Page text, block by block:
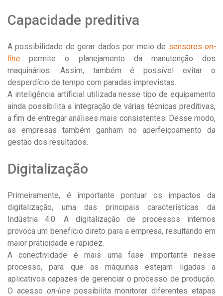
Capacidade preditiva
A possibilidade de gerar dados por meio de sensoreson-
line permite o planejamento da manutenção dos
maquinários. Assim, também é possível evitar o
desperdício de tempo com paradas imprevistas.
A inteligência artificial utilizada nesse tipo de equipamento
ainda possibilita a integração de várias técnicas preditivas,
a fim de entregar análises mais consistentes. Desse modo,
as empresas também ganham no aperfeiçoamento da
gestão dos resultados.
Digitalização
Primeiramente, é importante pontuar os impactos da
digitalização, uma das principais características da
Indústria 4.0. A digitalização de processos internos
provoca um benefício direto para a empresa, resultando em
maior praticidade e rapidez.
A conectividade é mais uma fase importante nesse
processo, para que as máquinas estejam ligadas a
aplicativos capazes de gerenciar o processo de produção.
O acesso on-linepossibilita monitorar diferentes etapas